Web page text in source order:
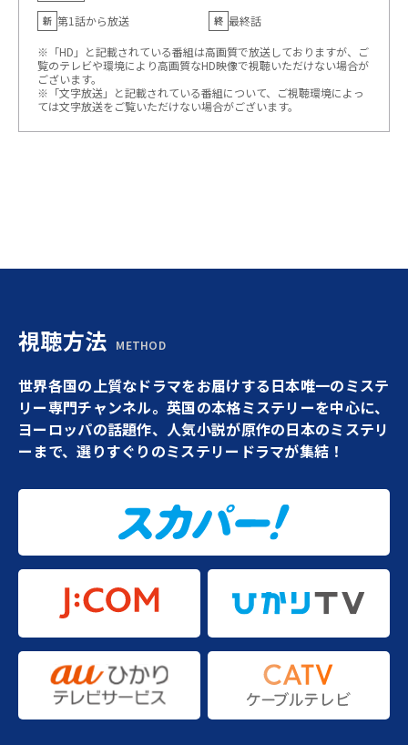
新 第1話から放送 終 最終話
※「HD」と記載されている番組は高画質で放送しておりますが、ご
覧のテレビや環境により高画質なHD映像で視聴いただけない場合が
ございます。
※「文字放送」と記載されている番組について、ご視聴環境によっ
ては文字放送をご覧いただけない場合がございます。
視聴方法 METHOD
世界各国の上質なドラマをお届けする日本唯一のミステ
リー専門チャンネル。英国の本格ミステリーを中心に、
ヨーロッパの話題作、人気小説が原作の日本のミステリ
ーまで、選りすぐりのミステリードラマが集結！